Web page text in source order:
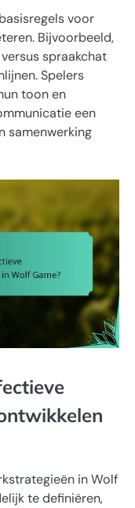
voor
Bijvoorbeeld,
spraakchat
Spelers
toon en
een
samenwerking
in Wolf
te definiëren,